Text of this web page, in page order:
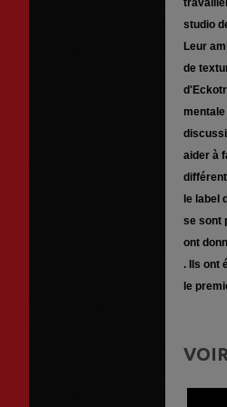
studio
Leur
de
aider à
le label
se sont
ont
. Ils ont
le